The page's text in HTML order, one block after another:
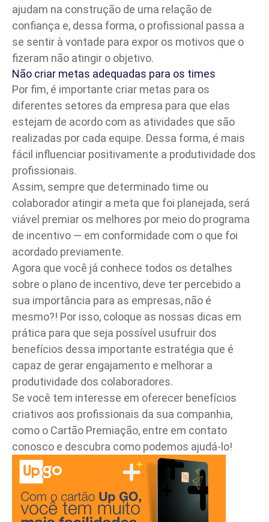
ajudam na construção de uma relação de
confiança e, dessa forma, o profissional passa a
se sentir à vontade para expor os motivos que o
fizeram não atingir o objetivo.
Não criar metas adequadas para os times
Por fim, é importante criar metas para os
diferentes setores da empresa para que elas
estejam de acordo com as atividades que são
realizadas por cada equipe. Dessa forma, é mais
fácil influenciar positivamente a produtividade dos
profissionais.
Assim, sempre que determinado time ou
colaborador atingir a meta que foi planejada, será
viável premiar os melhores por meio do programa
de incentivo — em conformidade com o que foi
acordado previamente.
Agora que você já conhece todos os detalhes
sobre o plano de incentivo, deve ter percebido a
sua importância para as empresas, não é
mesmo?! Por isso, coloque as nossas dicas em
prática para que seja possível usufruir dos
benefícios dessa importante estratégia que é
capaz de gerar engajamento e melhorar a
produtividade dos colaboradores.
Se você tem interesse em oferecer benefícios
criativos aos profissionais da sua companhia,
como o Cartão Premiação, entre em contato
conosco e descubra como podemos ajudá-lo!